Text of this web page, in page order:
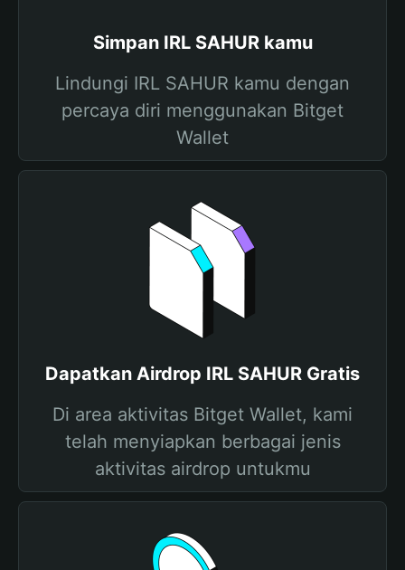
Simpan IRL SAHUR kamu
Lindungi IRL SAHUR kamu dengan
percaya diri menggunakan Bitget
Wallet
Dapatkan Airdrop IRL SAHUR Gratis
Di area aktivitas Bitget Wallet, kami
telah menyiapkan berbagai jenis
aktivitas airdrop untukmu